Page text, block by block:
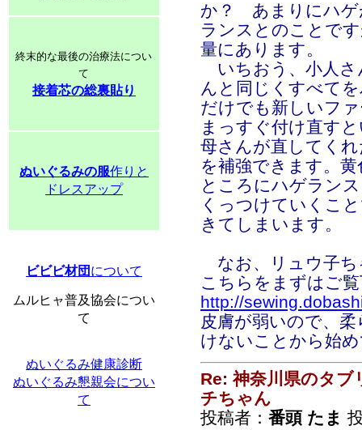
終末的な最後の治療法につい
て
接着芯の総裏貼り
ぬいぐるみの服作りと
ドレスアップ
ビビビ材団 について
ムルヒャ普及協会につい
て
ぬいぐるみ健康診断
ぬいぐるみ懇親会につい
て
か？ あまりにハゲ
ランスとのことで
量にあります。
いちおう、小人さ
んと同じくすべて
だけでも新しいフ
まっすぐ付け直す
母さんが直してく
を補強できます。
ところにハゲラン
くっつけていくこ
きてしまいます。
なお、リュウ子ち
こちらをまずはご
http://
皮膚が弱いので、
けないことから始
Re: 神奈川県のタ
チちゃん
投稿者： 番頭 たま